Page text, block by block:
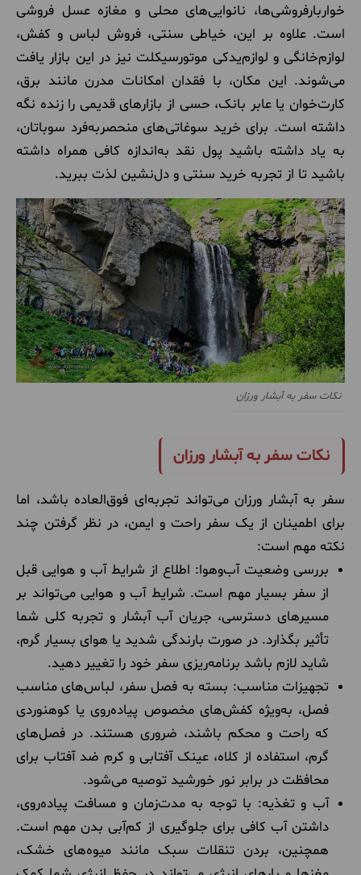
خواربارفروشی‌ها، نانوایی‌های محلی و مغازه عسل فروشی
است. علاوه بر این، خیاطی سنتی، فروش لباس و کفش،
لوازم‌خانگی و لوازم‌یدکی موتورسیکلت نیز در این بازار یافت
می‌شوند. این مکان، با فقدان امکانات مدرن مانند برق،
کارت‌خوان یا عابر بانک، حسی از بازارهای قدیمی را زنده نگه
داشته است. برای خرید سوغاتی‌های منحصربه‌فرد سوباتان،
به یاد داشته باشید پول نقد به‌اندازه کافی همراه داشته
باشید تا از تجربه خرید سنتی و دل‌نشین لذت ببرید.
نکات سفر به آبشار ورزان
نکات سفر به آبشار ورزان
سفر به آبشار ورزان می‌تواند تجربه‌ای فوق‌العاده باشد، اما
برای اطمینان از یک سفر راحت و ایمن، در نظر گرفتن چند
نکته مهم است:
بررسی وضعیت آب‌وهوا: اطلاع از شرایط آب و هوایی قبل
از سفر بسیار مهم است. شرایط آب و هوایی می‌تواند بر
مسیرهای دسترسی، جریان آب آبشار و تجربه کلی شما
تأثیر بگذارد. در صورت بارندگی شدید یا هوای بسیار گرم،
شاید لازم باشد برنامه‌ریزی سفر خود را تغییر دهید.
تجهیزات مناسب: بسته به فصل سفر، لباس‌های مناسب
فصل، به‌ویژه کفش‌های مخصوص پیاده‌روی یا کوهنوردی
که راحت و محکم باشند، ضروری هستند. در فصل‌های
گرم، استفاده از کلاه، عینک آفتابی و کرم ضد آفتاب برای
محافظت در برابر نور خورشید توصیه می‌شود.
آب و تغذیه: با توجه به مدت‌زمان و مسافت پیاده‌روی،
داشتن آب کافی برای جلوگیری از کم‌آبی بدن مهم است.
همچنین، بردن تنقلات سبک مانند میوه‌های خشک،